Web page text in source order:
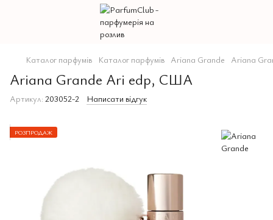
Каталог парфумів Каталог парфумів Ariana Grande Ariana
Ariana Grande Ari edp, США
Артикул: 203052-2 Написати відгук
РОЗПРОДАЖ